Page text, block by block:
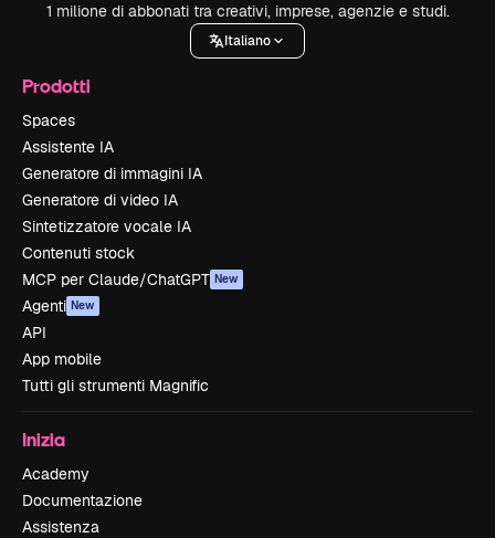
1 milione di abbonati tra creativi, imprese, agenzie e studi.
Italiano
Prodotti
Spaces
Assistente IA
Generatore di immagini IA
Generatore di video IA
Sintetizzatore vocale IA
Contenuti stock
MCP per Claude/ChatGPT New
Agenti New
API
App mobile
Tutti gli strumenti Magnific
Inizia
Academy
Documentazione
Assistenza